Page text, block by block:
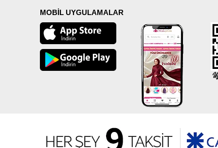
MOBİL UYGULAMALAR